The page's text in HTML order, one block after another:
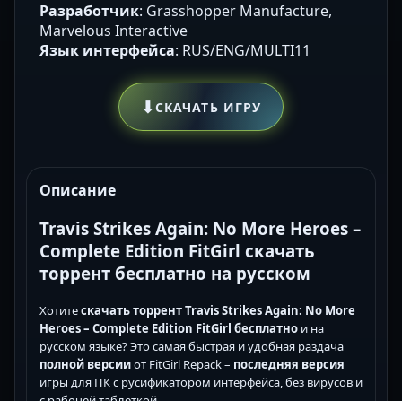
Разработчик: Grasshopper Manufacture,
Marvelous Interactive
Язык интерфейса: RUS/ENG/MULTI11
⬇СКАЧАТЬ ИГРУ
Описание
Travis Strikes Again: No More Heroes –
Complete Edition FitGirl скачать
торрент бесплатно на русском
Хотитескачать торрентTravis Strikes Again: No More
Heroes – Complete Edition FitGirl бесплатно и на
русском языке? Это самая быстрая и удобная раздача
полной версииот FitGirl Repack – последняя версия
игры для ПК с русификатором интерфейса, без вирусов и